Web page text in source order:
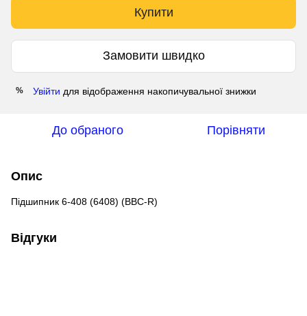
Купити
Замовити швидко
% Увійти для відображення накопичувальної знижки
До обраного Порівняти
Опис
Підшипник 6-408 (6408) (BBC-R)
Відгуки